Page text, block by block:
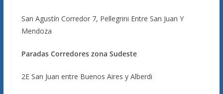
San Agustín Corredor 7, Pellegrini Entre San Juan Y
Mendoza
Paradas Corredores zona Sudeste
2E San Juan entre Buenos Aires y Alberdi